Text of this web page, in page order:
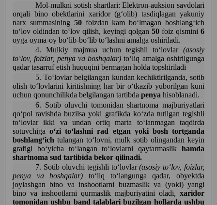
Mol-mulkni sotish shartlari: Elektron-auksion savdolari
orqali bino obektlarini xaridor (gʻolib) tasdiqlagan yakuniy
narx summasining 50foizdan kam boʻlmagan boshlangʻich
toʻlov oldindan toʻlov qilish, keyingi qolgan 50 foiz qismini 6
oyga oyma-oy boʻlib-boʻlib toʻlashni amalga oshiriladi.
4. Mulkiy majmua uchun tegishli toʻlovlar (asosiy
toʻlov, foizlar, penya va boshqalar)toʻliq amalga oshirilgunga
qadar tasarruf etish huquqini bermagan holda topshiriladi
5. Toʻlovlar belgilangan kundan kechiktirilganda, sotib
olish toʻlovlarini kiritishning har bir oʻtkazib yuborilgan kuni
uchun qonunchilikda belgilangan tartibda penya hisoblanadi.
6. Sotib oluvchi tomonidan shartnoma majburiyatlari
qoʻpol ravishda buzilsa yoki grafikda koʻzda tutilgan tegishli
toʻlovlar ikki va undan ortiq marta toʻlanmagan taqdirda
sotuvchigaoʻzi toʻlashni rad etgan yoki bosh tortganda
boshlangʻich tulangan toʻlovni, mulk sotib olingandan keyin
grafigi boʻyicha toʻlangan toʻlovlarni qaytarmaslik hamda
shartnoma sud tartibida bekor qilinadi.
7. Sotib oluvchi tegishli toʻlovlar(asosiy toʻlov, foizlar,
penya va boshqalar) toʻliq toʻlangunga qadar, obyektda
joylashgan bino va inshootlarni buzmaslik va (yoki) yangi
bino va inshootlarni qurmaslik majburiyatini oladi, xaridor
tomonidan ushbu band talablari buzilgan hollarda ushbu